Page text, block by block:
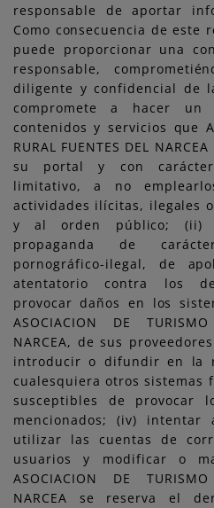
responsable de aportar
Como consecuencia de este
puede proporcionar una
responsable,
diligente y confidencial de
compromete a hacer
contenidos y servicios que
RURAL FUENTES DEL
su portal y con
limitativo, a no
actividades ilícitas, ilegales
y al orden público; (ii)
propaganda de
pornográfico-ilegal, de
atentatorio contra los
provocar daños en los
ASOCIACION DE
NARCEA, de sus
introducir o difundir en la
cualesquiera otros sistemas
susceptibles de provocar
mencionados; (iv)
utilizar las cuentas de
usuarios y modificar o
ASOCIACION DE
NARCEA se reserva el